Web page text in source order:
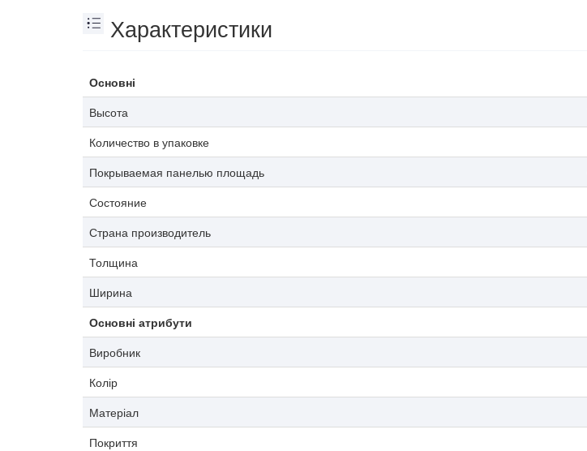
Характеристики
Основні
Высота
Количество в упаковке
Покрываемая панелью площадь
Состояние
Страна производитель
Толщина
Ширина
Основні атрибути
Виробник
Колір
Матеріал
Покриття